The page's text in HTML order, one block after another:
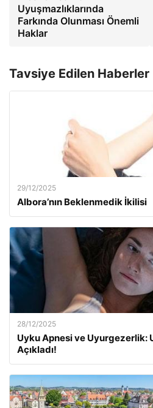
Uyuşmazlıklarında
Farkında Olunması Önemli
Haklar
Tavsiye Edilen Haberler
29/12/2025
Albora’nın Beklenmedik İkilisi
28/12/2025
Uyku Apnesi ve Uyurgezerlik:
Açıkladı!